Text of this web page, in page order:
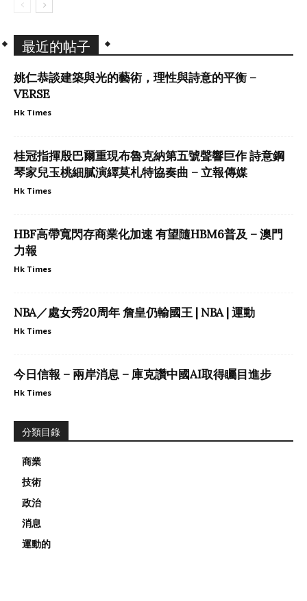
最近的帖子
姚仁恭談建築與光的藝術，理性與詩意的平衡 –
VERSE
Hk Times
桂冠指揮殷巴爾重現布魯克納第五號聲響巨作 詩意鋼
琴家兒玉桃細膩演繹莫札特協奏曲 – 立報傳媒
Hk Times
HBF高帶寬閃存商業化加速 有望隨HBM6普及 – 澳門
力報
Hk Times
NBA／處女秀20周年 詹皇仍輸國王 | NBA | 運動
Hk Times
今日信報 – 兩岸消息 – 庫克讚中國AI取得矚目進步
Hk Times
分類目錄
商業
技術
政治
消息
運動的